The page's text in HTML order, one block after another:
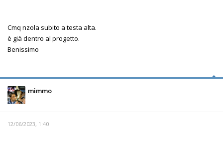
Cmq nzola subito a testa alta.
è già dentro al progetto.
Benissimo
mimmo
12/06/2023, 1:40